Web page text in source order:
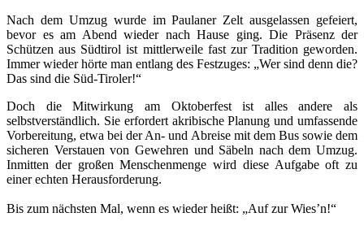
Nach dem Umzug wurde im Paulaner Zelt ausgelassen gefeiert,
bevor es am Abend wieder nach Hause ging. Die Präsenz der
Schützen aus Südtirol ist mittlerweile fast zur Tradition geworden.
Immer wieder hörte man entlang des Festzuges: „Wer sind denn die?
Das sind die Süd-Tiroler!“
Doch die Mitwirkung am Oktoberfest ist alles andere als
selbstverständlich. Sie erfordert akribische Planung und umfassende
Vorbereitung, etwa bei der An- und Abreise mit dem Bus sowie dem
sicheren Verstauen von Gewehren und Säbeln nach dem Umzug.
Inmitten der großen Menschenmenge wird diese Aufgabe oft zu
einer echten Herausforderung.
Bis zum nächsten Mal, wenn es wieder heißt: „Auf zur Wies’n!“